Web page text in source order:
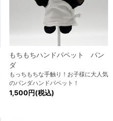
もちもちハンドパペット パン
ダ
もっちもちな手触り！お子様に大人気
のパンダハンドパペット！
1,500円(税込)